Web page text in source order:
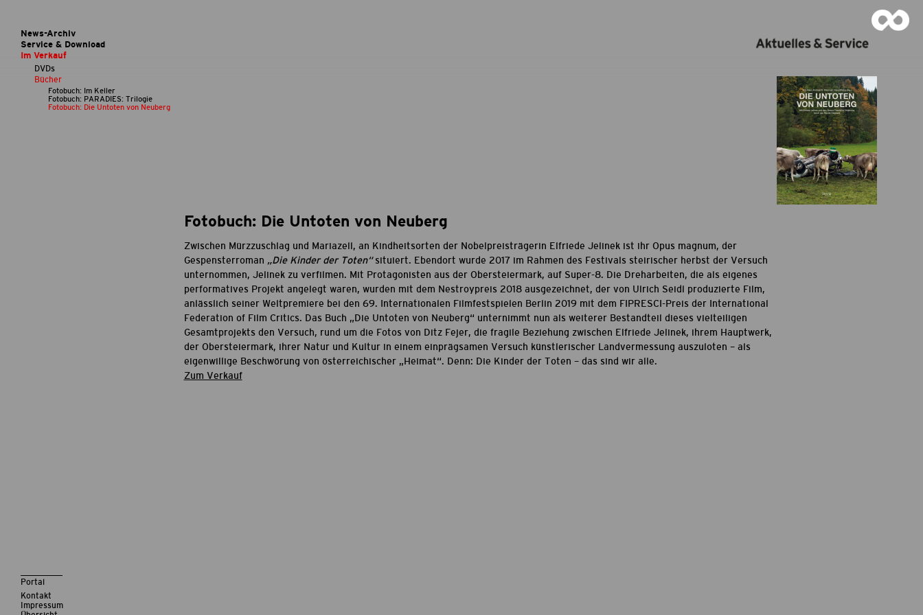
Fotobuch: Die Untoten von Neuberg
Zwischen Mürzzuschlag und Mariazell, an Kindheitsorten der Nobelpreisträgerin Elfriede Jelinek ist ihr Opus magnum, der
Gespensterroman „Die Kinder der Toten“situiert. Ebendort wurde 2017 im Rahmen des Festivals steirischer herbst der Versuch
unternommen, Jelinek zu verfilmen. Mit Protagonisten aus der Obersteiermark, auf Super-8. Die Dreharbeiten, die als eigenes
performatives Projekt angelegt waren, wurden mit dem Nestroypreis 2018 ausgezeichnet, der von Ulrich Seidl produzierte Film,
anlässlich seiner Weltpremiere bei den 69. Internationalen Filmfestspielen Berlin 2019 mit dem FIPRESCI-Preis der International
Federation of Film Critics. Das Buch „Die Untoten von Neuberg“ unternimmt nun als weiterer Bestandteil dieses vielteiligen
Gesamtprojekts den Versuch, rund um die Fotos von Ditz Fejer, die fragile Beziehung zwischen Elfriede Jelinek, ihrem Hauptwerk,
der Obersteiermark, ihrer Natur und Kultur in einem einprägsamen Versuch künstlerischer Landvermessung auszuloten – als
eigenwillige Beschwörung von österreichischer „Heimat“. Denn: Die Kinder der Toten – das sind wir alle.
Zum Verkauf
News-Archiv
Service & Download
Im Verkauf
DVDs
Bücher
Fotobuch: Im Keller
Fotobuch: PARADIES: Trilogie
Fotobuch: Die Untoten von Neuberg
Portal
Kontakt
Impressum